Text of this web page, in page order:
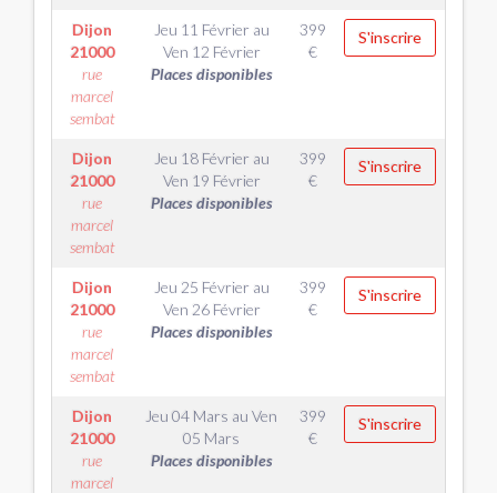
Dijon
21000
rue
marcel
sembat
Jeu 11 Février au
Ven 12 Février
Places disponibles
399
€
S'inscrire
Dijon
21000
rue
marcel
sembat
Jeu 18 Février au
Ven 19 Février
Places disponibles
399
€
S'inscrire
Dijon
21000
rue
marcel
sembat
Jeu 25 Février au
Ven 26 Février
Places disponibles
399
€
S'inscrire
Dijon
21000
rue
marcel
Jeu 04 Mars au Ven
05 Mars
Places disponibles
399
€
S'inscrire